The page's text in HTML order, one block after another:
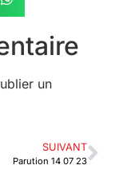
un
SUIVANT
Parution 14 07 23